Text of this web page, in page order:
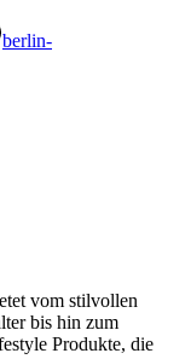
berlin-
vom stilvollen
bis hin zum
Produkte, die